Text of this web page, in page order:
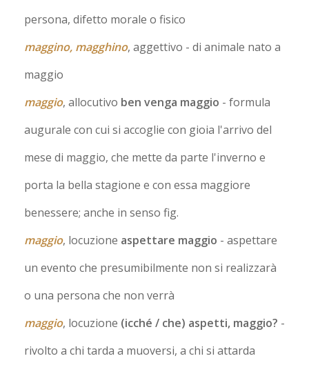
persona, difetto morale o fisico
maggino, magghino, aggettivo - di animale nato a
maggio
maggio, allocutivo ben venga maggio - formula
augurale con cui si accoglie con gioia l'arrivo del
mese di maggio, che mette da parte l'inverno e
porta la bella stagione e con essa maggiore
benessere; anche in senso fig.
maggio, locuzione aspettare maggio - aspettare
un evento che presumibilmente non si realizzarà
o una persona che non verrà
maggio, locuzione (icché / che) aspetti, maggio? -
rivolto a chi tarda a muoversi, a chi si attarda